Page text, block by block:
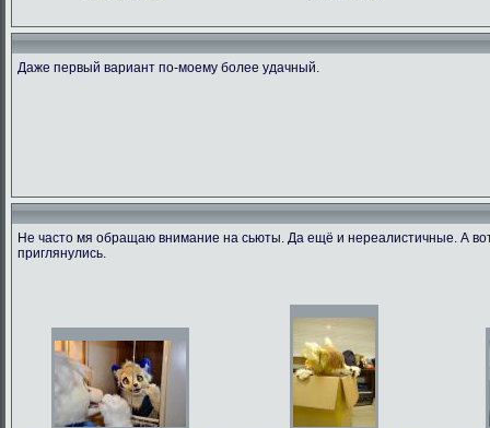
Даже первый вариант по-моему более удачный.
Не часто мя обращаю внимание на сьюты. Да ещё и нереалистичные. А
приглянулись.